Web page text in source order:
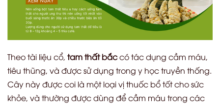
Theo tài liệu cổ, tam thất bắccó tác dụng cầm máu,
tiêu thũng, và được sử dụng trong y học truyền thống.
Cây này được coi là một loại vị thuốc bổ tốt cho sức
khỏe, và thường được dùng để cầm máu trong các